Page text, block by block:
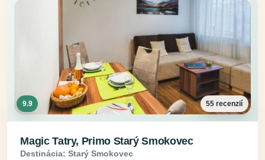
9.9 55 recenzií
Magic Tatry, Primo Starý Smokovec
Destinácia: Starý Smokovec